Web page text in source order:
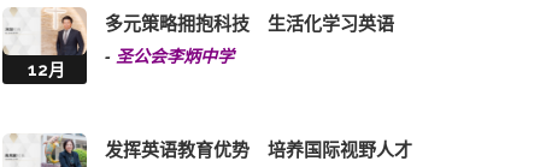
12月
多元策略拥抱科技 生活化学习英语
- 圣公会李炳中学
发挥英语教育优势 培养国际视野人才